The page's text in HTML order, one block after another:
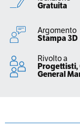
Gratuita
Argomento
Stampa 3D
Rivolto a
Progettisti,
General